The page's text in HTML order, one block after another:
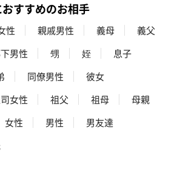
たします。
の販売はいたしません。
すすめのお相手
性 親戚男性 義母
義父
男性 甥 姪
息子
同僚男性
彼女
女性 祖父 祖母
母親
女性 男性
男友達